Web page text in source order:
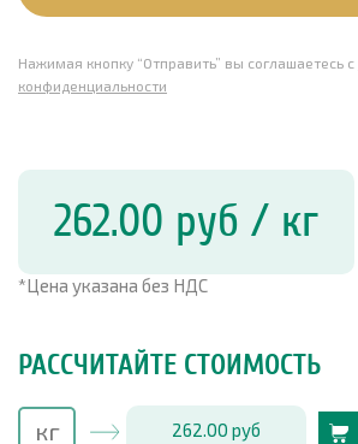
Нажимая кнопку “Отправить” вы соглашаетесь с
конфиденциальности
262.00 руб / кг
*Цена указана без НДС
РАССЧИТАЙТЕ СТОИМОСТЬ
262.00 руб